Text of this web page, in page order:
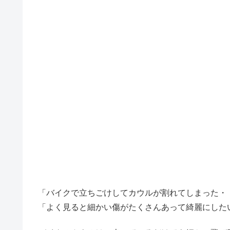
「バイクで立ちごけしてカウルが割れてしまった・
「よく見ると細かい傷がたくさんあって綺麗にした